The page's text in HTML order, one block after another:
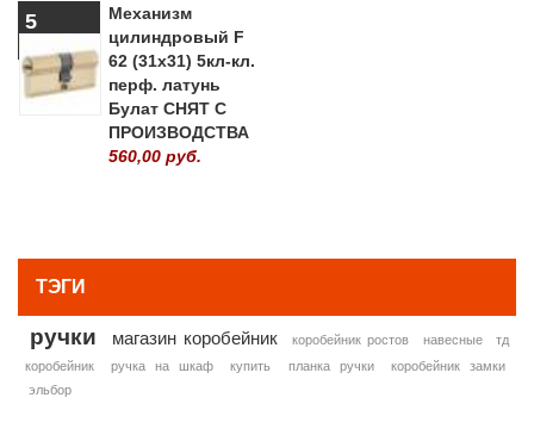
5
Механизм
цилиндровый F
62 (31х31) 5кл-кл.
перф. латунь
Булат СНЯТ С
ПРОИЗВОДСТВА
560,00 руб.
ТЭГИ
ручки магазин коробейник коробейник ростов навесные
тд
коробейник
ручка на шкаф купить планка ручки
коробейник замки
эльбор